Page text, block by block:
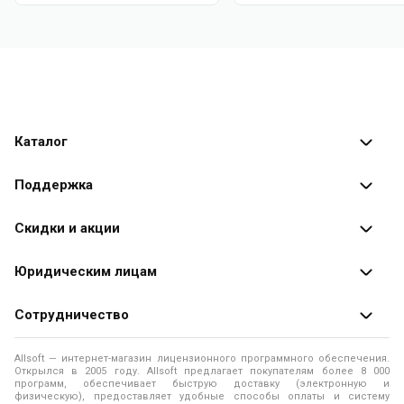
Каталог
Каталог программ
Поддержка
Оплата заказов
Доставка заказа
Помощь
Правила продажи
Скидки и акции
Специальные
Юридическим лицам
Продажа программ юридическим лицам
О лицензировании программного обеспечения
Программы для компьютера
Контакты
Сотрудничество
О магазине
Адреса и телефоны
Allsoft — интернет-магазин лицензионного программного обеспечения.
Открылся в 2005 году. Allsoft предлагает покупателям более 8 000
программ, обеспечивает быструю доставку (электронную и
физическую), предоставляет удобные способы оплаты и систему